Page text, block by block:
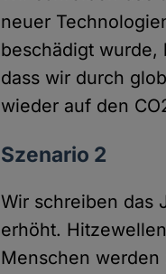
neuer
beschädigt wurde,
dass wir durch
wieder auf den
Szenario 2
Wir schreiben das
erhöht.
Menschen